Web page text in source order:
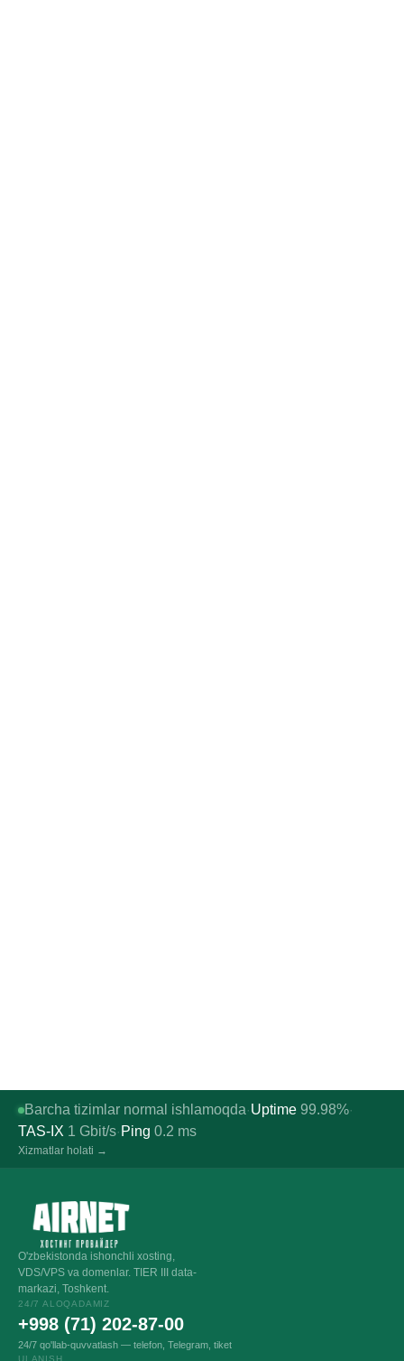
Barcha tizimlar normal ishlamoqda·Uptime 99.98%·
TAS-IX 1 Gbit/s· Ping 0.2 ms
Xizmatlar holati →
O'zbekistonda ishonchli xosting,
VDS/VPS va domenlar. TIER III data-
markazi, Toshkent.
24/7 ALOQADAMIZ
+998 (71) 202-87-00
24/7 qo'llab-quvvatlash — telefon, Telegram, tiket
ULANISH